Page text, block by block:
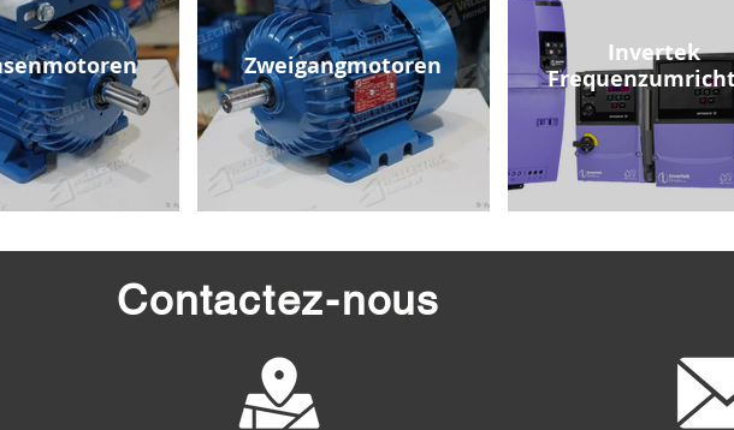
Zweigangmotoren
Invertek
Contactez-nous